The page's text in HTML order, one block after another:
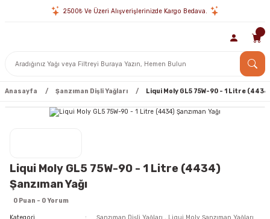
2500₺ Ve Üzeri Alışverişlerinizde Kargo Bedava.
Anasayfa Şanzıman Dişli Yağları Liqui Moly GL5 75W-90 - 1 Litre (4434)
Liqui Moly GL5 75W-90 - 1 Litre (4434)
Şanzıman Yağı
0 Puan - 0 Yorum